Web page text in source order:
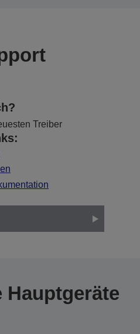
Treiber
Hauptgeräte